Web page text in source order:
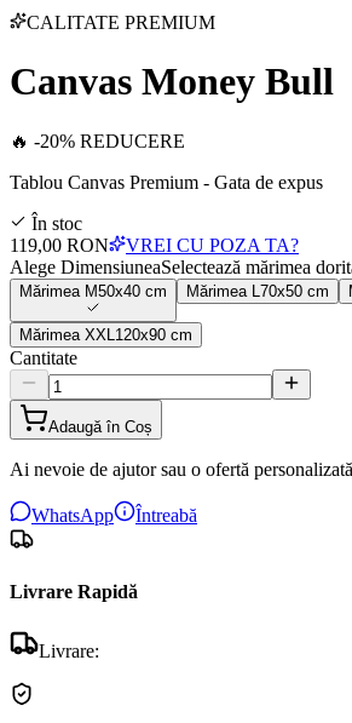
CALITATE PREMIUM
Canvas Money Bull
🔥 -20% REDUCERE
Tablou Canvas Premium - Gata de expus
În stoc
119,00 RON
VREI CU POZA TA?
Alege DimensiuneaSelectează mărimea
Mărimea M50x40 cm Mărimea 70x50 cm
Mărimea XXL 120x90 cm
Cantitate
Adaugă în Coș
Ai nevoie de ajutor sau o ofertă
WhatsApp Întreabă
Livrare Rapidă
Livrare: